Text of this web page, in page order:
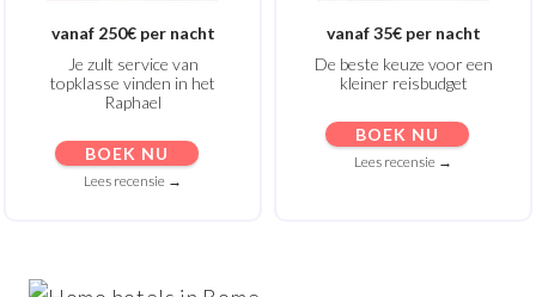
vanaf 250€ per nacht
Je zult service van
topklasse vinden in het
Raphael
BOEK NU
Lees recensie →
vanaf 35€ per nacht
De beste keuze voor een
kleiner reisbudget
BOEK NU
Lees recensie →